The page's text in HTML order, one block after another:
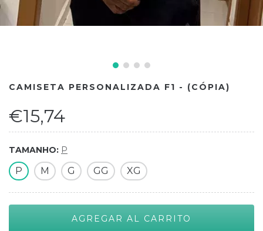
CAMISETA PERSONALIZADA F1 - (CÓPIA)
€15,74
TAMANHO: P
P M G GG XG